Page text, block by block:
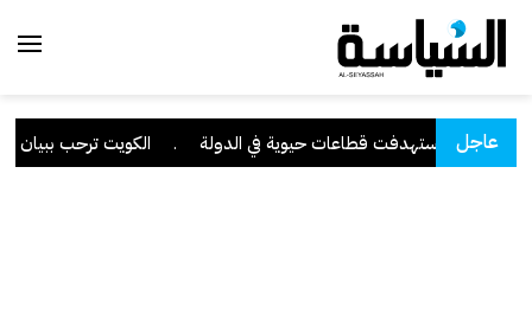
عاجل
متقدمة استهدفت قطاعات حيوية في الدولة . الكويت ترحب ببيان